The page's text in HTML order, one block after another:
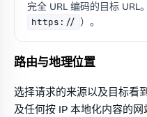
完全 URL 编码的目标 URL
https:// ）。
路由与地理位置
选择请求的来源以及目标看
及任何按 IP 本地化内容的